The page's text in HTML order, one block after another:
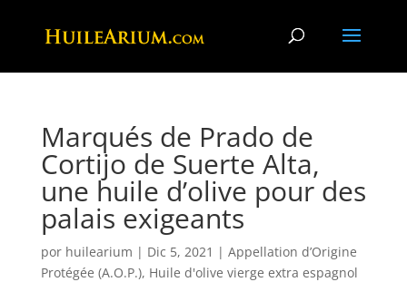
Marqués de Prado de
Cortijo de Suerte Alta,
une huile d’olive pour des
palais exigeants
por huilearium | Dic 5, 2021 | Appellation d’Origine
Protégée (A.O.P.), Huile d'olive vierge extra espagnol